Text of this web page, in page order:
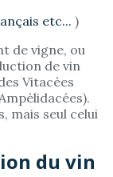
etc... )
de vigne, ou
de vin
Vitacées
mais seul celui
du vin